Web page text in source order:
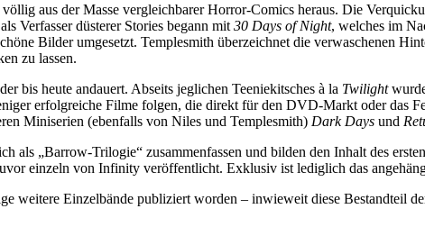
völlig aus der Masse vergleichbarer Horror-Comics heraus. Die
Verfasser düsterer Stories begann mit 30 Days of Night, welches im
Bilder umgesetzt. Templesmith überzeichnet die verwaschenen
zu lassen.
bis heute andauert. Abseits jeglichen Teeniekitsches à la Twilight
erfolgreiche Filme folgen, die direkt für den DVD-Markt oder das
Miniserien (ebenfalls von Niles und Templesmith) Dark Days und
als „Barrow-Trilogie“ zusammenfassen und bilden den Inhalt des
einzeln von Infinity veröffentlicht. Exklusiv ist lediglich das
weitere Einzelbände publiziert worden – inwieweit diese Bestandteil